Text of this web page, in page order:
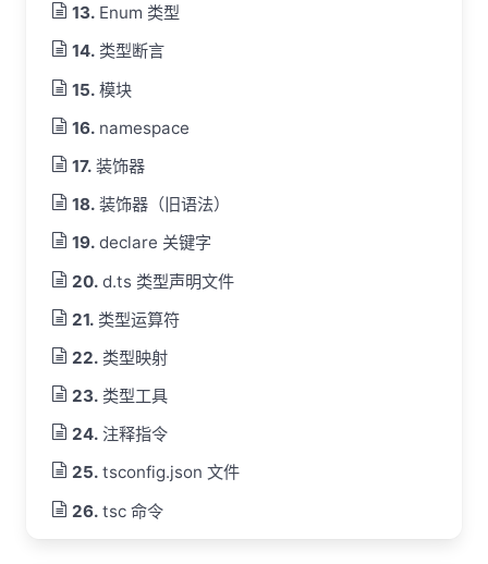
Enum 类型
类型断言
模块
namespace
装饰器
装饰器（旧语法）
declare 关键字
d.ts 类型声明文件
类型运算符
类型映射
类型工具
注释指令
tsconfig.json 文件
tsc 命令